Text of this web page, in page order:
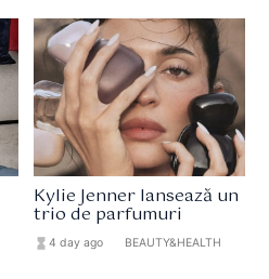
Kylie Jenner lansează un
trio de parfumuri
hourglass_full 4 day ago BEAUTY&HEALTH